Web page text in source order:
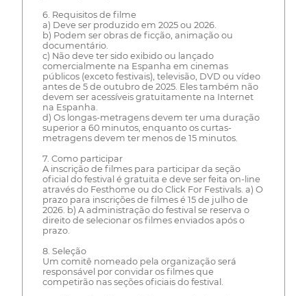
6. Requisitos de filme
a) Deve ser produzido em 2025 ou 2026.
b) Podem ser obras de ficção, animação ou
documentário.
c) Não deve ter sido exibido ou lançado
comercialmente na Espanha em cinemas
públicos (exceto festivais), televisão, DVD ou vídeo
antes de 5 de outubro de 2025. Eles também não
devem ser acessíveis gratuitamente na Internet
na Espanha.
d) Os longas-metragens devem ter uma duração
superior a 60 minutos, enquanto os curtas-
metragens devem ter menos de 15 minutos.
7. Como participar
A inscrição de filmes para participar da seção
oficial do festival é gratuita e deve ser feita on-line
através do Festhome ou do Click For Festivals. a) O
prazo para inscrições de filmes é 15 de julho de
2026. b) A administração do festival se reserva o
direito de selecionar os filmes enviados após o
prazo.
8. Seleção
Um comitê nomeado pela organização será
responsável por convidar os filmes que
competirão nas seções oficiais do festival.